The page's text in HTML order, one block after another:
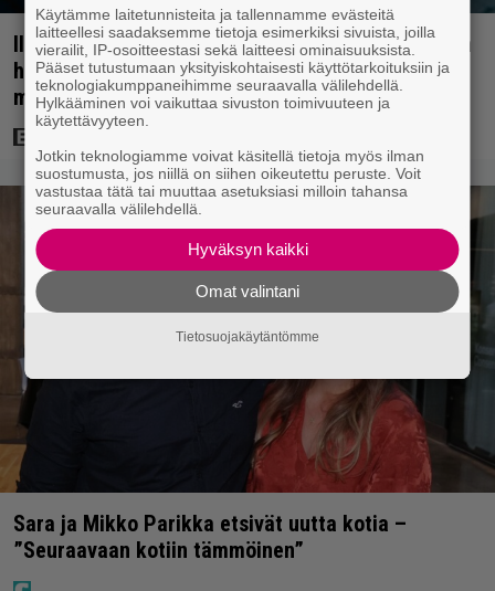
Illalla tv:ssä: Perinteinen dekkari Agatha Christien
hengessä – vuoden 2023 leffa tarjoaa
murhamysteerin
Sara ja Mikko Parikka etsivät uutta kotia –
”Seuraavaan kotiin tämmöinen”
Käytämme laitetunnisteita ja tallennamme evästeitä
laitteellesi saadaksemme tietoja esimerkiksi sivuista, joilla
vierailit, IP-osoitteestasi sekä laitteesi ominaisuuksista.
Pääset tutustumaan yksityiskohtaisesti käyttötarkoituksiin ja
teknologiakumppaneihimme seuraavalla välilehdellä.
Hylkääminen voi vaikuttaa sivuston toimivuuteen ja
käytettävyyteen.
Jotkin teknologiamme voivat käsitellä tietoja myös ilman
suostumusta, jos niillä on siihen oikeutettu peruste. Voit
vastustaa tätä tai muuttaa asetuksiasi milloin tahansa
seuraavalla välilehdellä.
Hyväksyn kaikki
Omat valintani
Tietosuojakäytäntömme